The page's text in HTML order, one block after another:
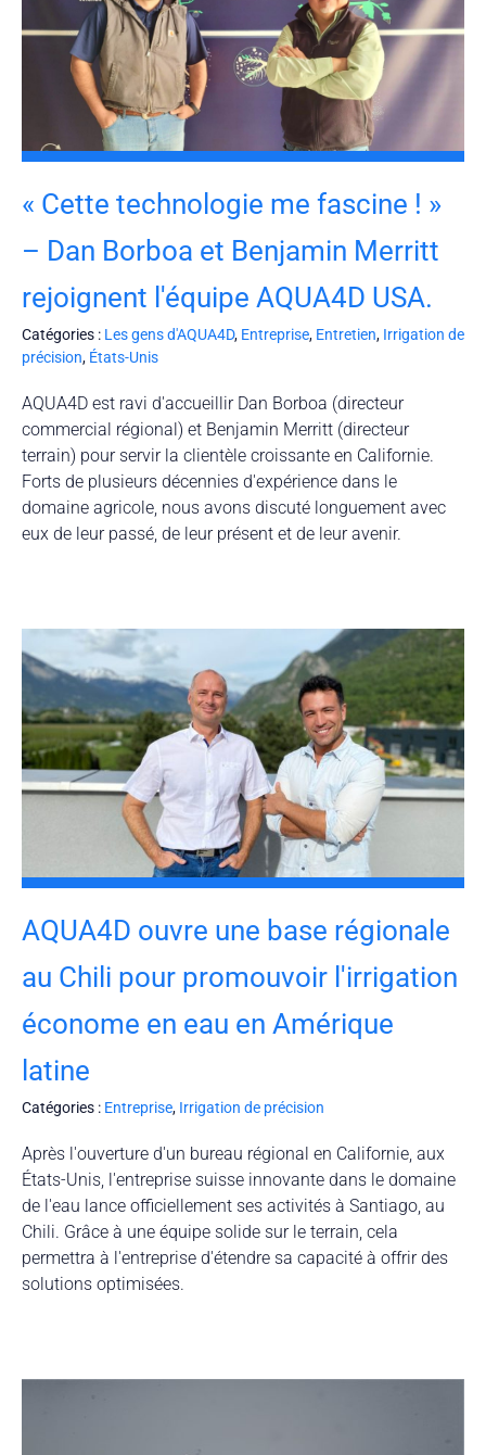
« Cette technologie me fascine ! »
– Dan Borboa et Benjamin Merritt
rejoignent l'équipe AQUA4D USA.
Catégories : Les gens d'AQUA4D, Entreprise, Entretien, Irrigation de
précision, États-Unis
AQUA4D est ravi d'accueillir Dan Borboa (directeur
commercial régional) et Benjamin Merritt (directeur
terrain) pour servir la clientèle croissante en Californie.
Forts de plusieurs décennies d'expérience dans le
domaine agricole, nous avons discuté longuement avec
eux de leur passé, de leur présent et de leur avenir.
AQUA4D ouvre une base régionale
au Chili pour promouvoir l'irrigation
économe en eau en Amérique
latine
Catégories : Entreprise, Irrigation de précision
Après l'ouverture d'un bureau régional en Californie, aux
États-Unis, l'entreprise suisse innovante dans le domaine
de l'eau lance officiellement ses activités à Santiago, au
Chili. Grâce à une équipe solide sur le terrain, cela
permettra à l'entreprise d'étendre sa capacité à offrir des
solutions optimisées.